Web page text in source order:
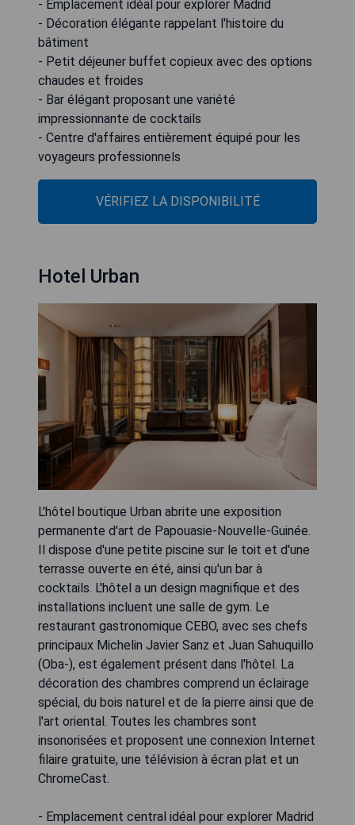
- Emplacement idéal pour explorer Madrid
- Décoration élégante rappelant l'histoire du
bâtiment
- Petit déjeuner buffet copieux avec des options
chaudes et froides
- Bar élégant proposant une variété
impressionnante de cocktails
- Centre d'affaires entièrement équipé pour les
voyageurs professionnels
VÉRIFIEZ LA DISPONIBILITÉ
Hotel Urban
L'hôtel boutique Urban abrite une exposition
permanente d'art de Papouasie-Nouvelle-Guinée.
Il dispose d'une petite piscine sur le toit et d'une
terrasse ouverte en été, ainsi qu'un bar à
cocktails. L'hôtel a un design magnifique et des
installations incluent une salle de gym. Le
restaurant gastronomique CEBO, avec ses chefs
principaux Michelin Javier Sanz et Juan Sahuquillo
(Oba-), est également présent dans l'hôtel. La
décoration des chambres comprend un éclairage
spécial, du bois naturel et de la pierre ainsi que de
l'art oriental. Toutes les chambres sont
insonorisées et proposent une connexion Internet
filaire gratuite, une télévision à écran plat et un
ChromeCast.
- Emplacement central idéal pour explorer Madrid